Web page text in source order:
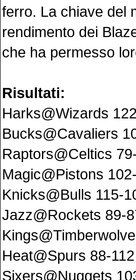
ferro. La chiave del
rendimento dei
che ha permesso
Risultati:
Harks@Wizards
Bucks@Cavaliers
Raptors@Celtics
Magic@Pistons
Knicks@Bulls 115-
Jazz@Rockets 89-
Heat@Spurs 88-112
Sixers@Nuggets